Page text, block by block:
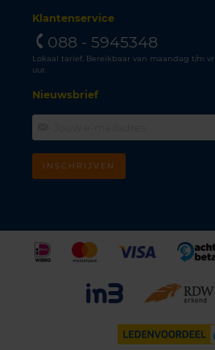
Klantenservice
088 - 5945348
Lokaal tarief. Bereikbaar van maandag t/m
uur.
Nieuwsbrief
INSCHRIJVEN